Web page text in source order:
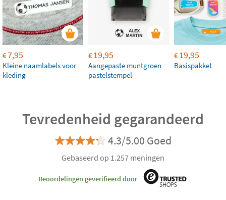
€7,95
Kleine naamlabels voor
kleding
€19,95
Aangepaste muntgroen
pastelstempel
€19,95
Basispakket
Tevredenheid gegarandeerd
4.3/5.00 Goed
Gebaseerd op 1.257 meningen
Beoordelingen geverifieerd door